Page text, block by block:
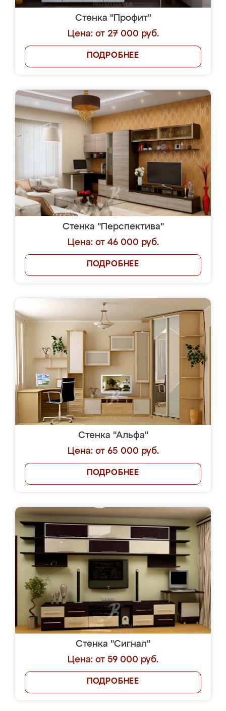
Стенка "Профит"
Цена: от 27 000 руб.
ПОДРОБНЕЕ
Стенка "Перспектива"
Цена: от 46 000 руб.
ПОДРОБНЕЕ
Стенка "Альфа"
Цена: от 65 000 руб.
ПОДРОБНЕЕ
Стенка "Сигнал"
Цена: от 59 000 руб.
ПОДРОБНЕЕ